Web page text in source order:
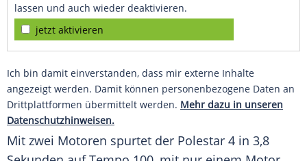
lassen und auch wieder deaktivieren.
jetzt aktivieren
Ich bin damit einverstanden, dass mir externe Inhalte
angezeigt werden. Damit können personenbezogene Daten an
Drittplattformen übermittelt werden. Mehr dazu in unseren
Datenschutzhinweisen.
Mit zwei Motoren spurtet der Polestar 4 in 3,8